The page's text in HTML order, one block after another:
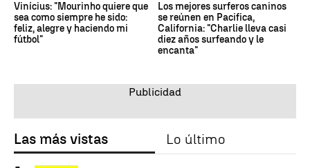
Vinícius: "Mourinho quiere que
sea como siempre he sido:
feliz, alegre y haciendo mi
fútbol"
Los mejores surferos caninos
se reúnen en Pacifica,
California: "Charlie lleva casi
diez años surfeando y le
encanta"
Las más vistas Lo último